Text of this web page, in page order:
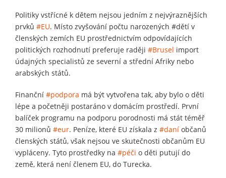
Politiky vstřícné k dětem nejsou jedním z nejvýraznějších
prvků #EU. Místo zvyšování počtu narozených #dětí v
členských zemích EU prostřednictvím odpovídajících
politických rozhodnutí preferuje raději #Brusel import
údajných specialistů ze severní a střední Afriky nebo
arabských států.
Finanční #podpora má být vytvořena tak, aby bylo o děti
lépe a početněji postaráno v domácím prostředí. První
balíček programu na podporu porodnosti má stát téměř
30 milionů #eur. Peníze, které EU získala z #daní občanů
členských států, však nejsou ve skutečnosti občanům EU
vypláceny. Tyto prostředky na #péči o děti putují do
země, která není členem EU, do Turecka.